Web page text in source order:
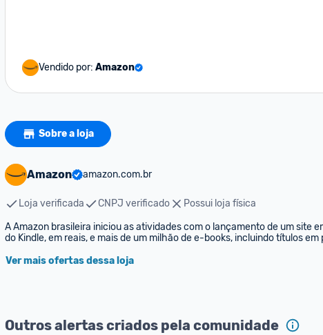
Vendido por: Amazon
Sobre a loja
Amazon amazon.com.br
Loja verificada CNPJ verificado
Possui loja física
A Amazon brasileira iniciou as atividades com o lançamento de um site
do Kindle, em reais, e mais de um milhão de e-books, incluindo títulos em
Ver mais ofertas dessa loja
Outros alertas criados pela comunidade